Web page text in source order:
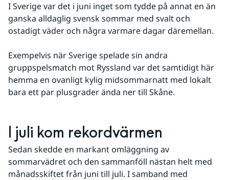
I Sverige var det i juni inget som tydde på annat en än
ganska alldaglig svensk sommar med svalt och
ostadigt väder och några varmare dagar däremellan.
Exempelvis när Sverige spelade sin andra
gruppspelsmatch mot Ryssland var det samtidigt här
hemma en ovanligt kylig midsommarnatt med lokalt
bara ett par plusgrader ända ner till Skåne.
I juli kom rekordvärmen
Sedan skedde en markant omläggning av
sommarvädret och den sammanföll nästan helt med
månadsskiftet från juni till juli. I samband med